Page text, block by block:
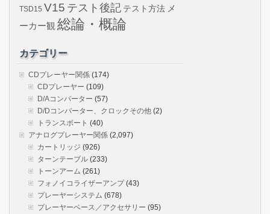
TSD15 V15 テスト後記 テスト方法 メ
ーカー観 総論・概論
カテゴリー
CDプレーヤー関係 (174)
CDプレーヤー (109)
D/Aコンバーター (57)
D/Dコンバーター、クロックその他 (2)
トランスボート (40)
アナログプレーヤー関係 (2,097)
カートリッジ (926)
ターンテーブル (233)
トーンアーム (261)
フォノイコライザーアンプ(43)
プレーヤーシステム (678)
プレーヤーベース／アクセサリー (95)